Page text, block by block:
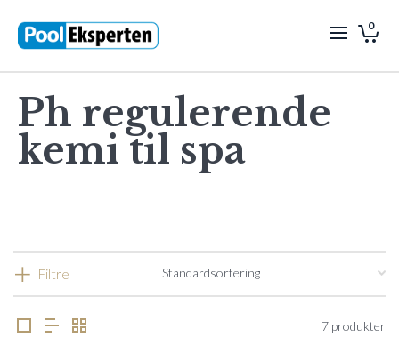
0
Ph regulerende
kemi til spa
Filtre
7 produkter